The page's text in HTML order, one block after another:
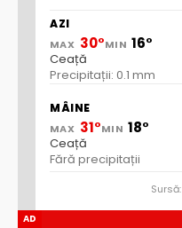
AD
AZI
MAX 30°MIN 16°
Ceață
Precipitații: 0.1 mm
MÂINE
MAX 31°MIN 18°
Ceață
Fără precipitații
Sursă: